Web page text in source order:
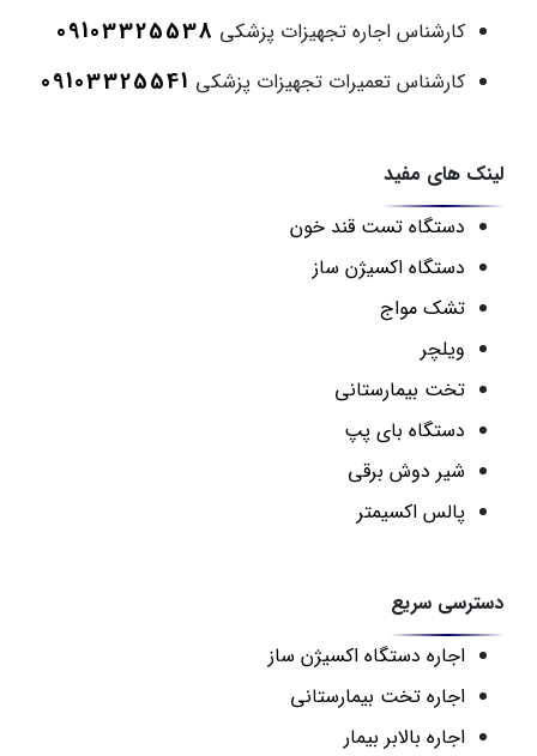
کارشناس اجاره تجهیزات پزشکی 09103325538
کارشناس تعمیرات تجهیزات پزشکی 09103325541
لینک های مفید
دستگاه تست قند خون
دستگاه اکسیژن ساز
تشک مواج
ویلچر
تخت بیمارستانی
دستگاه بای پپ
شیر دوش برقی
پالس اکسیمتر
دسترسی سریع
اجاره دستگاه اکسیژن ساز
اجاره تخت بیمارستانی
اجاره بالابر بیمار